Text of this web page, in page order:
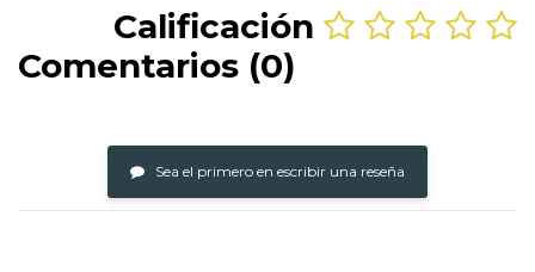
Calificación
Comentarios (0)
Sea el primero en escribir una reseña